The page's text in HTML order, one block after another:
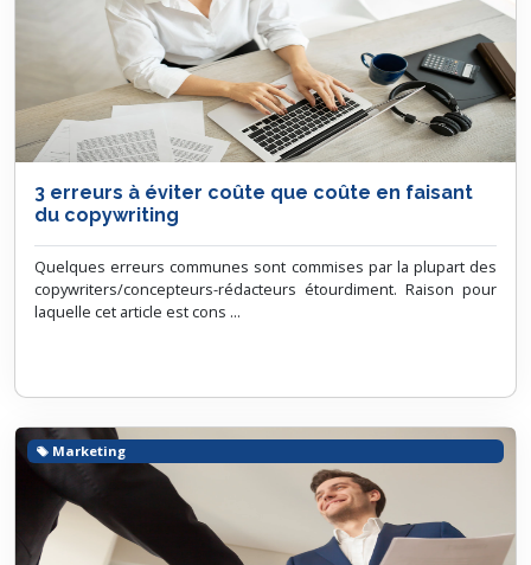
3 erreurs à éviter coûte que coûte en faisant
du copywriting
Quelques erreurs communes sont commises par la plupart des
copywriters/concepteurs-rédacteurs étourdiment. Raison pour
laquelle cet article est cons ...
Marketing